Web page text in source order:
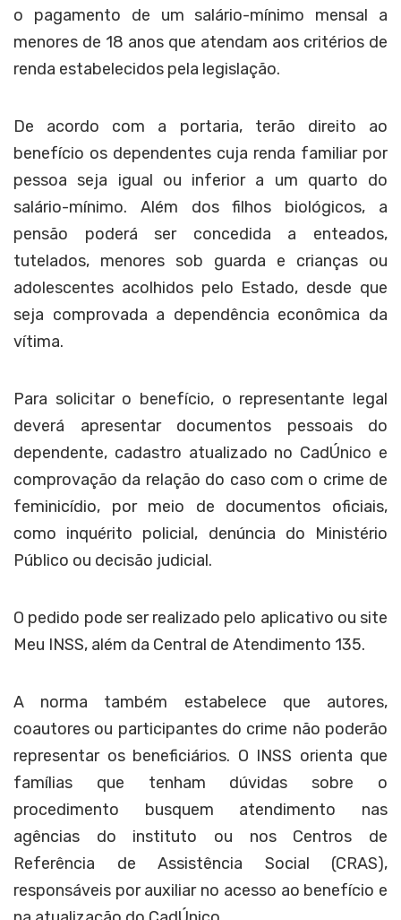
o pagamento de um salário-mínimo mensal a
menores de 18 anos que atendam aos critérios de
renda estabelecidos pela legislação.
De acordo com a portaria, terão direito ao
benefício os dependentes cuja renda familiar por
pessoa seja igual ou inferior a um quarto do
salário-mínimo. Além dos filhos biológicos, a
pensão poderá ser concedida a enteados,
tutelados, menores sob guarda e crianças ou
adolescentes acolhidos pelo Estado, desde que
seja comprovada a dependência econômica da
vítima.
Para solicitar o benefício, o representante legal
deverá apresentar documentos pessoais do
dependente, cadastro atualizado no CadÚnico e
comprovação da relação do caso com o crime de
feminicídio, por meio de documentos oficiais,
como inquérito policial, denúncia do Ministério
Público ou decisão judicial.
O pedido pode ser realizado pelo aplicativo ou site
Meu INSS, além da Central de Atendimento 135.
A norma também estabelece que autores,
coautores ou participantes do crime não poderão
representar os beneficiários. O INSS orienta que
famílias que tenham dúvidas sobre o
procedimento busquem atendimento nas
agências do instituto ou nos Centros de
Referência de Assistência Social (CRAS),
responsáveis por auxiliar no acesso ao benefício e